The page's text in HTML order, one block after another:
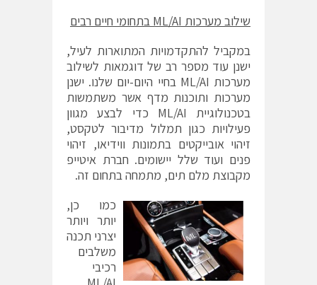
שילוב מערכות ML/AI בתחומי חיים רבים
במקביל להתקדמויות המתוארות לעיל,
ישנן עוד מספר רב של דוגמאות לשילוב
מערכות ML/AI בחיי היום-יום שלנו. ישנן
מערכות ותוכנות מדף אשר משתמשות
בטכנולוגיית ML/AI כדי לבצע מגוון
פעילויות כגון תמלול מדיבור לטקסט,
זיהוי אובייקטים בתמונות ווידיאו, זיהוי
פנים ועוד שלל יישומים. חברת איטייפ
מקבוצת מלם תים, מתמחה בתחום זה.
כמו כן,
יותר ויותר
יצרני תכנה
משלבים
רכיבי